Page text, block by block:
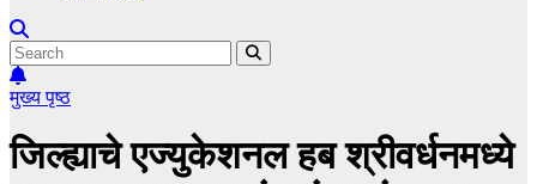
मुख्य पृष्ठ
जिल्ह्याचे एज्युकेशनल हब श्रीवर्धनमध्ये